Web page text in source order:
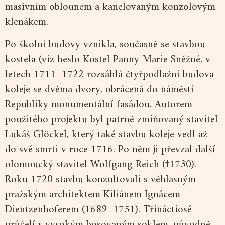
masivním oblounem a kanelovaným konzolovým
klenákem.
Po školní budovy vznikla, současně se stavbou
kostela (viz heslo Kostel Panny Marie Sněžné, v
letech 1711–1722 rozsáhlá čtyřpodlažní budova
koleje se dvěma dvory, obrácená do náměstí
Republiky monumentální fasádou. Autorem
použitého projektu byl patrně zmiňovaný stavitel
Lukáš Glöckel, který také stavbu koleje vedl až
do své smrti v roce 1716. Po něm ji převzal další
olomoucký stavitel Wolfgang Reich (ϯ1730).
Roku 1720 stavbu konzultovali s věhlasným
pražským architektem Kiliánem Ignácem
Dientzenhoferem (1689–1751). Třináctiosé